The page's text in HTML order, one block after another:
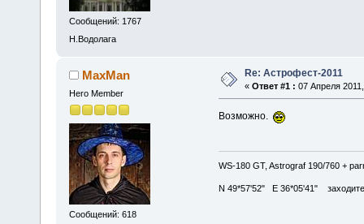
Сообщений: 1767
Н.Водолага
MaxMan
Hero Member
Сообщений: 618
Re: Астрофест-2011
« Ответ #1 : 07 Апреля
Возможно.
WS-180 GT, Astrograf 190/760 +
N 49*57'52" E 36*05'41"